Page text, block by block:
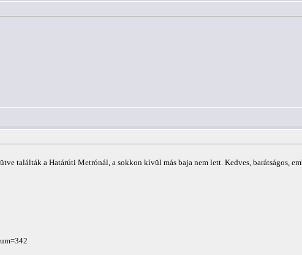
találták a Határúti Metrónál, a sokkon kívül más baja nem lett. Kedves, barátságos,